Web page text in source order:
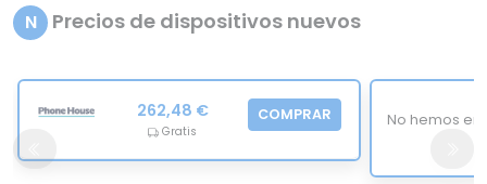
N Precios de dispositivos nuevos
262,48 €
Gratis
COMPRAR No hemos